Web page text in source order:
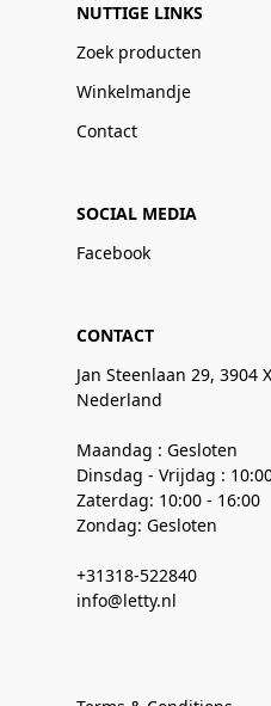
NUTTIGE LINKS
Zoek producten
Winkelmandje
Contact
SOCIAL MEDIA
Facebook
CONTACT
Jan Steenlaan 29, 3904
Nederland
Maandag : Gesloten
Dinsdag - Vrijdag :
Zaterdag: 10:00 - 16:00
Zondag: Gesloten
+31318-522840
info@letty.nl